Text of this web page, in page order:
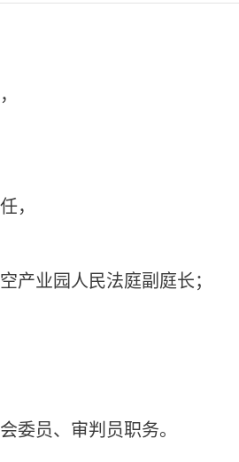
，
产业园人民法庭副庭长；
委员、审判员职务。